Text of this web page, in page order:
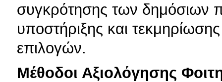
συγκρότησης των δημόσιων
υποστήριξης και
επιλογών.
Μέθοδοι Αξιολόγησης